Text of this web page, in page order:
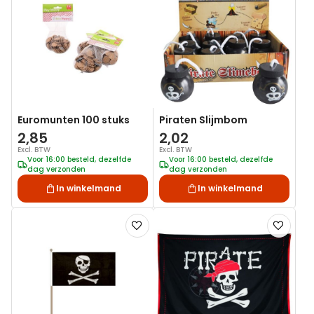
Euromunten 100 stuks
2,85
Excl. BTW
Voor 16:00 besteld, dezelfde
dag verzonden
In winkelmand
aan
Piraten Slijmbom
2,02
Excl. BTW
Voor 16:00 besteld, dezelfde
dag verzonden
In winkelmand
Voeg
toe
verlanglijst
Voeg
toe
aan